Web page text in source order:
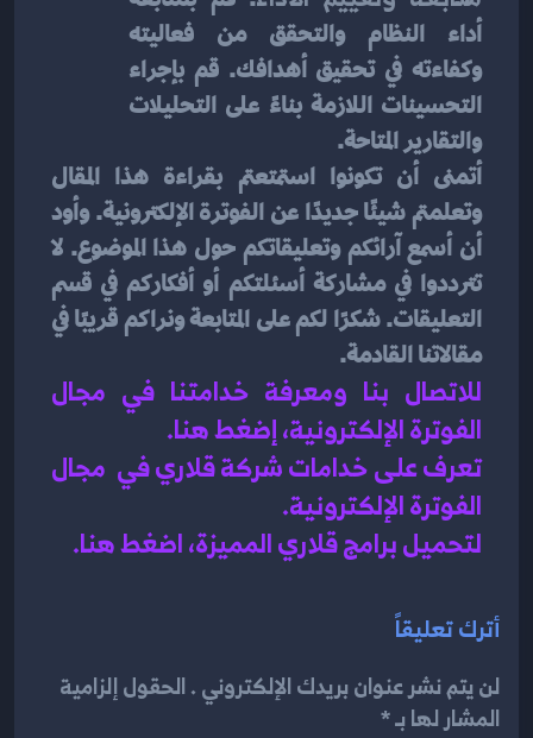
أداء النظام والتحقق من فعاليته
والتقارير المتاحة.
أن أسمع آرائكم وتعليقاتكم حول هذا الموضوع. لا
مقالاتنا القادمة.
الفوترة الإلكترونية، إضغط هنا.
تعرف على خدامات شركة قلاري في
الفوترة الإلكترونية.
لتحميل برامج قلاري المميزة، اضغط هنا.
أترك تعليقاً
لن يتم نشر عنوان بريدك الإلكتروني . الحقول إلزامية
المشار لها بـ *